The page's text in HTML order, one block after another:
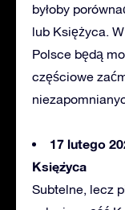
byłoby
lub Księżyca.
Polsce będą
częściowe
17 lutego
Księżyca
Subtelne, lecz